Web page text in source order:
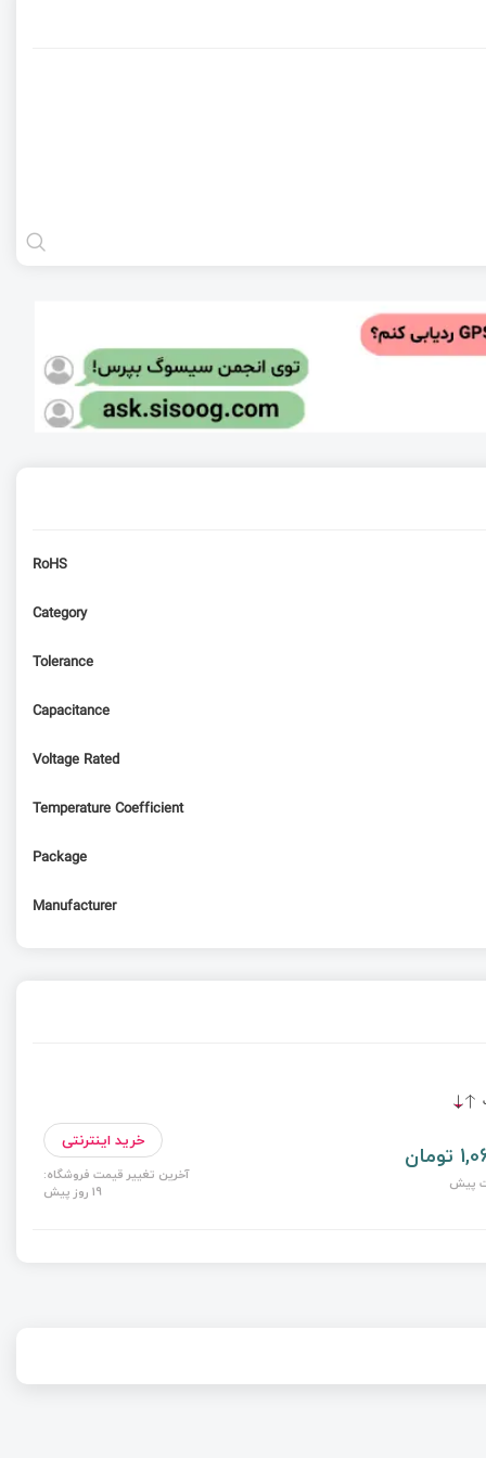
RoHS
Category
Tolerance
Capacitance
Voltage Rated
Temperature Coefficient
Package
Manufacturer
خرید اینترنتی
آخرین تغییر قیمت فروشگاه:
19 روز پیش